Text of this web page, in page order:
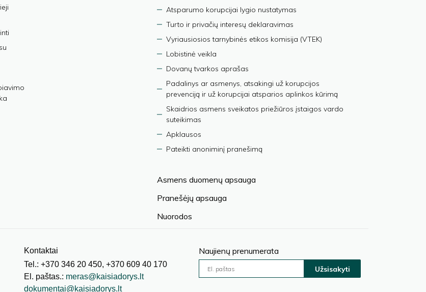
Atsparumo korupcijai lygio nustatymas
Turto ir privačių interesų deklaravimas
Vyriausiosios tarnybinės etikos komisija (VTEK)
Lobistinė veikla
Dovanų tvarkos aprašas
Padalinys ar asmenys, atsakingi už korupcijos
prevenciją ir už korupcijai atsparios aplinkos kūrimą
Skaidrios asmens sveikatos priežiūros įstaigos vardo
suteikimas
Apklausos
Pateikti anoniminį pranešimą
Asmens duomenų apsauga
Pranešėjų apsauga
Nuorodos
Kontaktai
Tel.: +370 346 20 450, +370 609 40 170
El. paštas.: meras@kaisiadorys.lt
dokumentai@kaisiadorys.lt
Naujienų prenumerata
Užsisakyti